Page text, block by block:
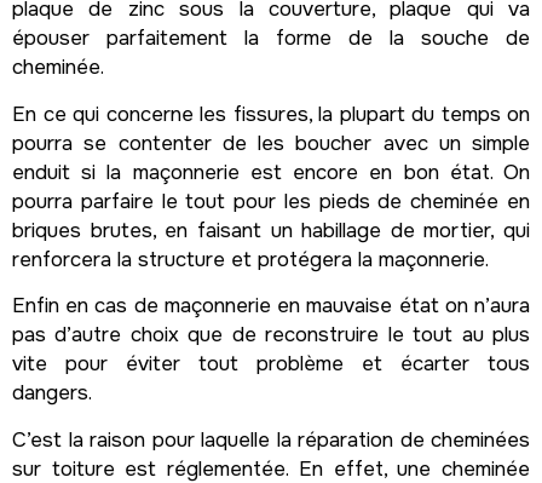
plaque de zinc sous la couverture, plaque qui va
épouser parfaitement la forme de la souche de
cheminée.
En ce qui concerne les fissures, la plupart du temps on
pourra se contenter de les boucher avec un simple
enduit si la maçonnerie est encore en bon état. On
pourra parfaire le tout pour les pieds de cheminée en
briques brutes, en faisant un habillage de mortier, qui
renforcera la structure et protégera la maçonnerie.
Enfin en cas de maçonnerie en mauvaise état on n’aura
pas d’autre choix que de reconstruire le tout au plus
vite pour éviter tout problème et écarter tous
dangers.
C’est la raison pour laquelle la réparation de cheminées
sur toiture est réglementée. En effet, une cheminée